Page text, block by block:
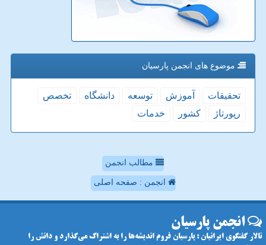
موضوع های انجمن پارسیان
تحقیقات آموزش توسعه دانشگاه
تخصص
رپورتاژ
كشور خدمات
مطالب انجمن
انجمن : صفحه اصلی
انجمن پارسیان
تالار گفتگوی ایرانیان : پارسیان فروم اندیشه‌ها را به اشتراک می‌گذارد و دانش را